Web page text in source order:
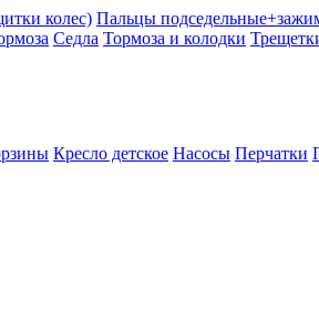
колес) Пальцы
Седла Тормоза и колодки
Кресло детское Насосы Перчатки